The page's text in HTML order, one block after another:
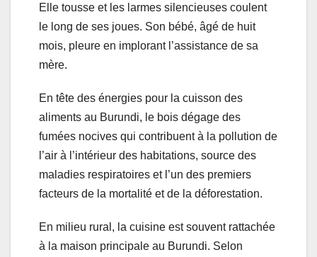
Elle tousse et les larmes silencieuses coulent
le long de ses joues. Son bébé, âgé de huit
mois, pleure en implorant l’assistance de sa
mère.
En tête des énergies pour la cuisson des
aliments au Burundi, le bois dégage des
fumées nocives qui contribuent à la pollution de
l’air à l’intérieur des habitations, source des
maladies respiratoires et l’un des premiers
facteurs de la mortalité et de la déforestation.
En milieu rural, la cuisine est souvent rattachée
à la maison principale au Burundi. Selon